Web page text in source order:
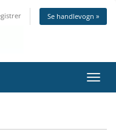
Se handlevogn »
Bytt